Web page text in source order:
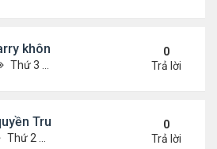
không thừa kế nơi mẹ yên nghỉ!
Thứ 3 Tháng 7 29, 2025 5:03 pm
0
Trả lời
Trump khó truy tố ông Obama
Thứ 2 Tháng 7 28, 2025 5:24 pm
0
Trả lời